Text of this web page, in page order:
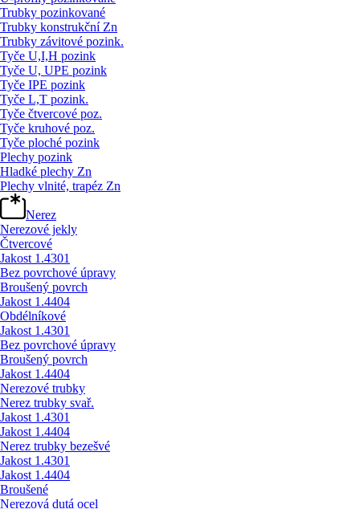
Trubky pozinkované
Trubky konstrukční Zn
Trubky závitové pozink.
Tyče U,I,H pozink
Tyče U, UPE pozink
Tyče IPE pozink
Tyče L,T pozink.
Tyče čtvercové poz.
Tyče kruhové poz.
Tyče ploché pozink
Plechy pozink
Hladké plechy Zn
Plechy vlnité, trapéz Zn
Nerez
Nerezové jekly
Čtvercové
Jakost 1.4301
Bez povrchové úpravy
Broušený povrch
Jakost 1.4404
Obdélníkové
Jakost 1.4301
Bez povrchové úpravy
Broušený povrch
Jakost 1.4404
Nerezové trubky
Nerez trubky svař.
Jakost 1.4301
Jakost 1.4404
Nerez trubky bezešvé
Jakost 1.4301
Jakost 1.4404
Broušené
Nerezová dutá ocel